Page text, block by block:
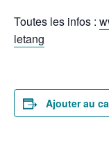
Toutes les infos :
letang
Ajouter au